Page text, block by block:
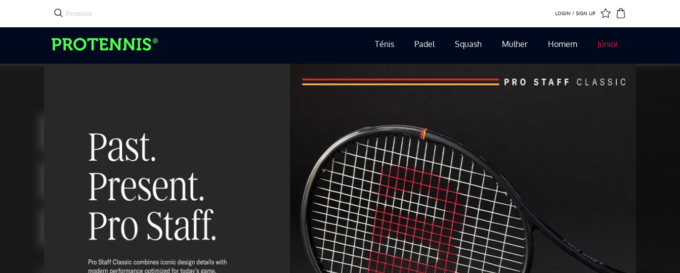
LOGIN / SIGN UP
Ténis Padel Squash Mulher Homem Júnior